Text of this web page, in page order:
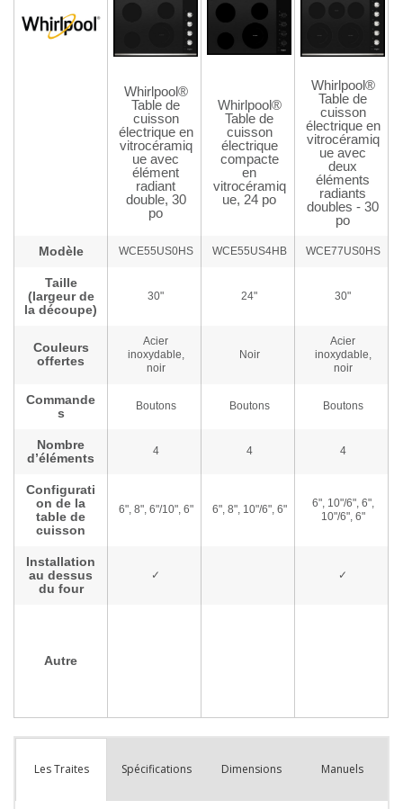
Les Traites Spécifications Dimensions Manuels